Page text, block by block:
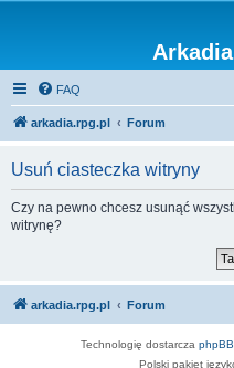
FAQ
arkadia.rpg.pl Forum
Usuń ciasteczka witryny
Czy na pewno chcesz usunąć
witrynę?
arkadia.rpg.pl Forum
Technologię dostarcza phpBB
Polski pakiet